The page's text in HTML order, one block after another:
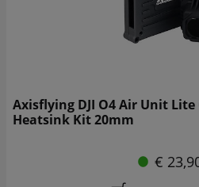
Axisflying DJI O4 Air Unit
Heatsink Kit 20mm
€